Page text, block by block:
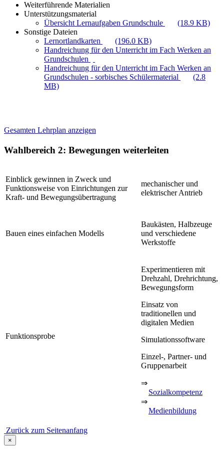
Weiterführende Materialien
Unterstützungsmaterial
Übersicht Lernaufgaben Grundschule
(18.9 KB)
Sonstige Dateien
Lernortlandkarten
(196.0 KB)
Handreichung für den Unterricht im Fach Werken an
Grundschulen
Handreichung für den Unterricht im Fach Werken an
Grundschulen - sorbisches Schülermaterial
(2.8
MB)
Gesamten Lehrplan anzeigen
Wahlbereich 2: Bewegungen weiterleiten
Einblick gewinnen in Zweck und
Funktionsweise von Einrichtungen zur
Kraft- und Bewegungsübertragung
mechanischer und
elektrischer Antrieb
Bauen eines einfachen Modells
Baukästen, Halbzeuge
und verschiedene
Werkstoffe
Funktionsprobe
Experimentieren mit
Drehzahl, Drehrichtung,
Bewegungsform
Einsatz von
traditionellen und
digitalen Medien
Simulationssoftware
Einzel-, Partner- und
Gruppenarbeit
⇒
Sozialkompetenz
⇒
Medienbildung
Zurück zum Seitenanfang
×